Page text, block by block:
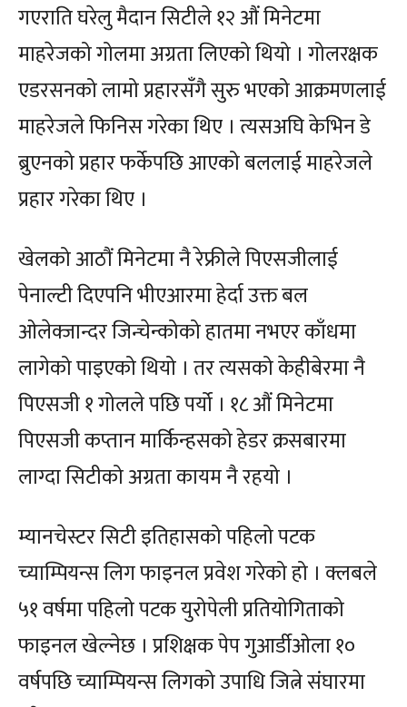
गएराति घरेलु मैदान सिटीले १२ औं मिनेटमा
माहरेजको गोलमा अग्रता लिएको थियो । गोलरक्षक
एडरसनको लामो प्रहारसँगै सुरु भएको आक्रमणलाई
माहरेजले फिनिस गरेका थिए । त्यसअघि केभिन डे
ब्रुएनको प्रहार फर्केपछि आएको बललाई माहरेजले
प्रहार गरेका थिए ।
खेलको आठौं मिनेटमा नै रेफ्रीले पिएसजीलाई
पेनाल्टी दिएपनि भीएआरमा हेर्दा उक्त बल
ओलेक्जान्दर जिन्चेन्कोको हातमा नभएर काँधमा
लागेको पाइएको थियो । तर त्यसको केहीबेरमा नै
पिएसजी १ गोलले पछि पर्यो । १८ औं मिनेटमा
पिएसजी कप्तान मार्किन्हसको हेडर क्रसबारमा
लाग्दा सिटीको अग्रता कायम नै रहयो ।
म्यानचेस्टर सिटी इतिहासको पहिलो पटक
च्याम्पियन्स लिग फाइनल प्रवेश गरेको हो । क्लबले
५१ वर्षमा पहिलो पटक युरोपेली प्रतियोगिताको
फाइनल खेल्नेछ । प्रशिक्षक पेप गुआर्डीओला १०
वर्षपछि च्याम्पियन्स लिगको उपाधि जित्ने संघारमा